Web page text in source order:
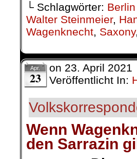
└ Schlagwörter:
Walter Steinmeier,
Wagenknecht, Saxony,
Apr.
23
on 23. April 2021
Veröffentlicht In:
Wenn
den Sarrazin